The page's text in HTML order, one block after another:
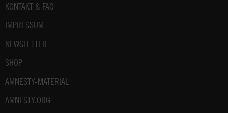
Fußbereich
KONTAKT & FAQ
IMPRESSUM
NEWSLETTER
SHOP
AMNESTY-MATERIAL
AMNESTY.ORG